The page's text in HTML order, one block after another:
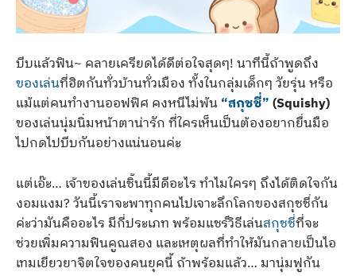
บีบแล้วฟิน~ คลายเครียดได้ดีต่อใจสุดๆ! นาทีนี้ถ้าพูดถึง
ของเล่นที่ฮิตกันทั่วบ้านทั่วเมือง ทั้งในกลุ่มเด็กๆ วัยรุ่น หรือ
แม้แต่คนทำงานออฟฟิศ คงหนีไม่พ้น“สกุชชี่”(Squishy)
ของเล่นนุ่มนิ่มหน้าตาน่ารัก ที่ใครเห็นเป็นต้องอยากยื่นมือ
ไปกดไปบีบกันอย่างแน่นอนค่ะ
แต่เอ๊ะ… เจ้าของเล่นชิ้นนี้มีดีอะไร ทำไมใครๆ ถึงได้ติดใจกัน
งอมแงม? วันนี้เราจะพาทุกคนไปเจาะลึกโลกของสกุชชี่กัน
ค่ะว่ามันคืออะไร มีกี่ประเภท พร้อมแชร์วิธีเล่นสกุชชี่ที่จะ
ช่วยเพิ่มความฟินคูณสอง และเหตุผลที่ทำให้มันกลายเป็นไอ
เทมเยียวยาจิตใจของคนยุคนี้ ถ้าพร้อมแล้ว… มานุ่มฟูกัน